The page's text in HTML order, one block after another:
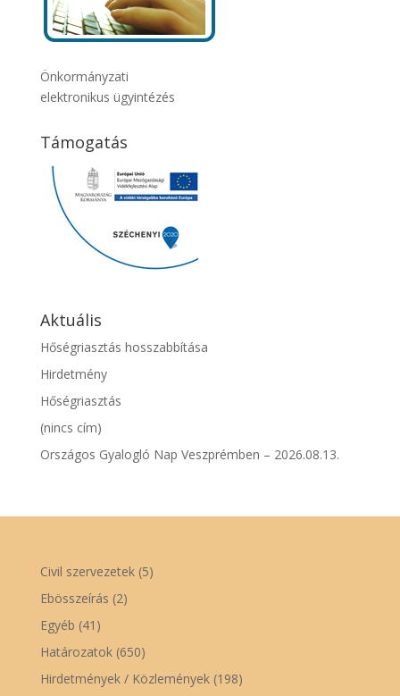
Önkormányzati
elektronikus ügyintézés
Támogatás
Aktuális
Hőségriasztás hosszabbítása
Hirdetmény
Hőségriasztás
(nincs cím)
Országos Gyalogló Nap Veszprémben – 2026.08.13.
Civil szervezetek(5)
Ebösszeírás (2)
Egyéb (41)
Határozatok(650)
Hirdetmények / Közlemények(198)